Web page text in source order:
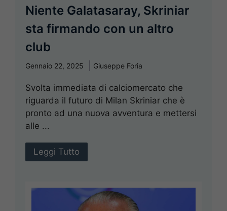
Niente Galatasaray, Skriniar
sta firmando con un altro
club
Gennaio 22, 2025 Giuseppe Foria
Svolta immediata di calciomercato che
riguarda il futuro di Milan Skriniar che è
pronto ad una nuova avventura e mettersi
alle ...
Leggi Tutto